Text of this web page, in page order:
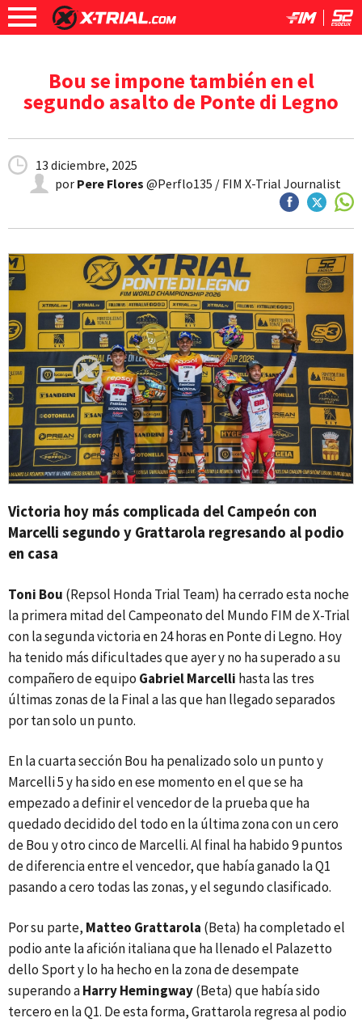
Bou se impone también en el
segundo asalto de Ponte di Legno
13 diciembre, 2025
por Pere Flores @Perflo135 / FIM X-Trial Journalist
Victoria hoy más complicada del Campeón con
Marcelli segundo y Grattarola regresando al podio
en casa
Toni Bou (Repsol Honda Trial Team) ha cerrado esta noche
la primera mitad del Campeonato del Mundo FIM de X-Trial
con la segunda victoria en 24 horas en Ponte di Legno. Hoy
ha tenido más dificultades que ayer y no ha superado a su
compañero de equipo Gabriel Marcelli hasta las tres
últimas zonas de la Final a las que han llegado separados
por tan solo un punto.
En la cuarta sección Bou ha penalizado solo un punto y
Marcelli 5 y ha sido en ese momento en el que se ha
empezado a definir el vencedor de la prueba que ha
quedado decidido del todo en la última zona con un cero
de Bou y otro cinco de Marcelli. Al final ha habido 9 puntos
de diferencia entre el vencedor, que había ganado la Q1
pasando a cero todas las zonas, y el segundo clasificado.
Por su parte, Matteo Grattarola (Beta) ha completado el
podio ante la afición italiana que ha llenado el Palazetto
dello Sport y lo ha hecho en la zona de desempate
superando aHarry Hemingway(Beta) que había sido
tercero en la Q1. De esta forma, Grattarola regresa al podio